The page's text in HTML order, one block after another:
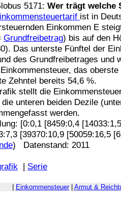
5171: Wer trägt welche
ist in
Einkommen E
Grundfreibetrag) bis auf den
Das unterste Fünftel der
des Grundfreibetrages und
das
Zehntel bereits 54,6 %.
stellt die
die unteren beiden Dezile
werden.
[0:0,1 [8459:0,4
[39370:10,9 [50059:16,5
) Datenstand: 2011
| Serie
Einkommensteuer| Armut &